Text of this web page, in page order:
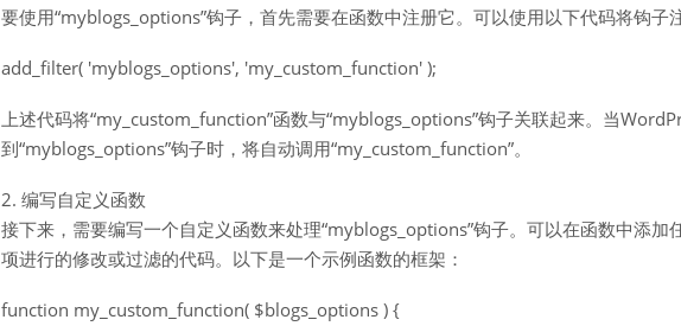
要使用“myblogs_options”钩子，首先需要在函数中注册它。可以使用以下代码将钩子
add_filter( 'myblogs_options', 'my_custom_function' );
上述代码将“my_custom_function”函数与“myblogs_options”钩子关联起来。当
到“myblogs_options”钩子时，将自动调用“my_custom_function”。
2. 编写自定义函数
接下来，需要编写一个自定义函数来处理“myblogs_options”钩子。可以在函数中添加
项进行的修改或过滤的代码。以下是一个示例函数的框架：
function my_custom_function( $blogs_options ) {